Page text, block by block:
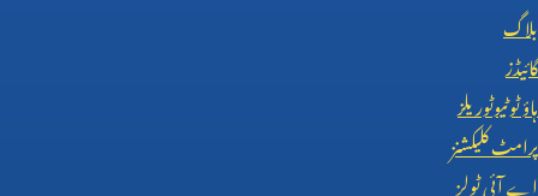
بلاگ
گائیڈز
ہاؤ ٹو ٹیوٹوریلز
پرامٹ کلیکشنز
اے آئی ٹولز